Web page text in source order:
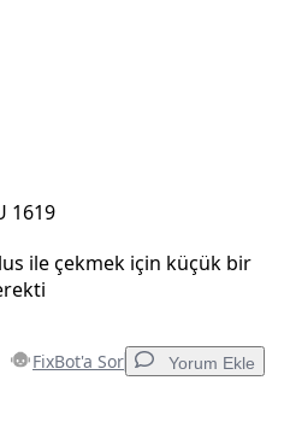
1619
ile çekmek için küçük bir
FixBot'a Sor Yorum Ekle